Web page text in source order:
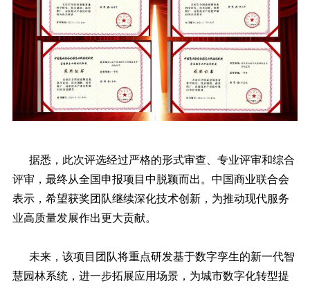
据悉，此次评选经过严格的形式审查、专业评审和综合
评审，最终从全国申报项目中脱颖而出。中国商业联合会
表示，希望获奖团队继续深化技术创新，为推动现代服务
业高质量发展作出更大贡献。
未来，该项目团队将重点研发基于数字孪生的新一代智
慧园林系统，进一步拓展应用场景，为城市数字化转型提